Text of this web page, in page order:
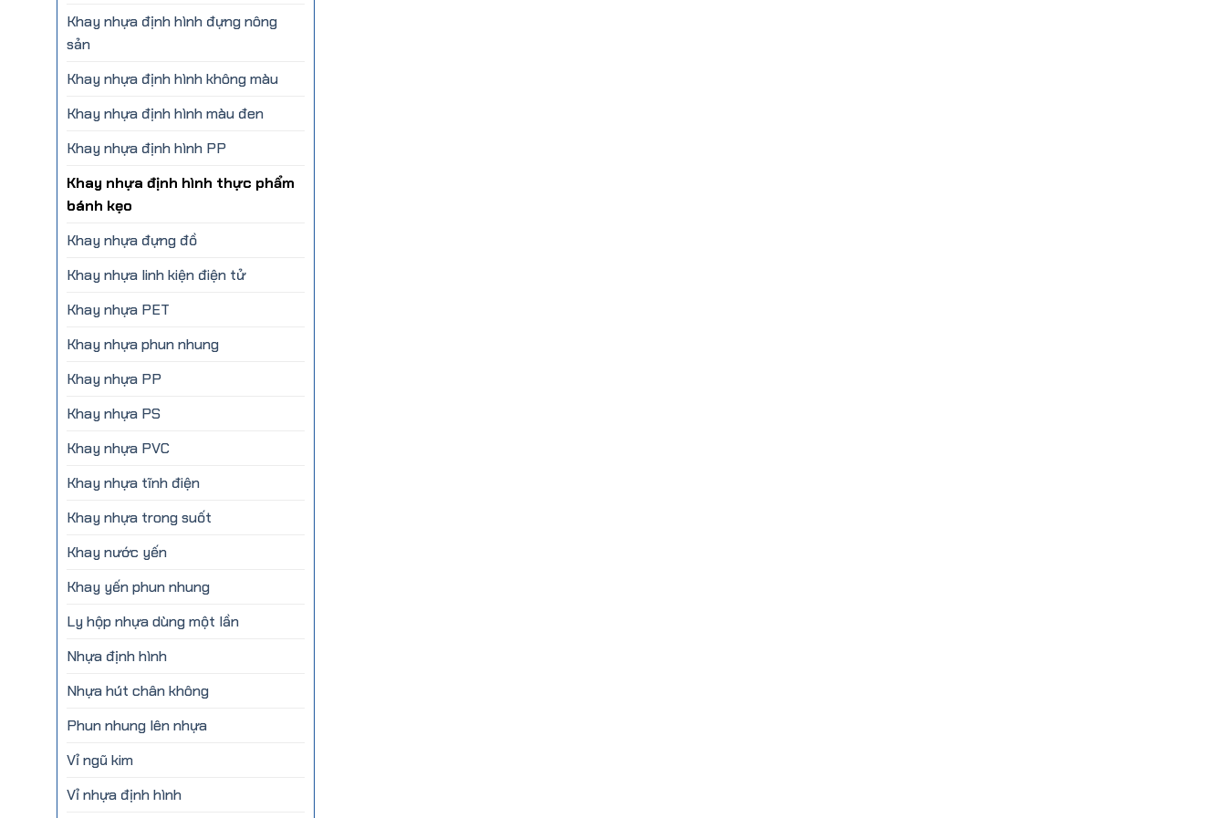
Khay nhựa định hình đựng nông
sản
Khay nhựa định hình không màu
Khay nhựa định hình màu đen
Khay nhựa định hình PP
Khay nhựa định hình thực phẩm
bánh kẹo
Khay nhựa đựng đồ
Khay nhựa linh kiện điện tử
Khay nhựa PET
Khay nhựa phun nhung
Khay nhựa PP
Khay nhựa PS
Khay nhựa PVC
Khay nhựa tĩnh điện
Khay nhựa trong suốt
Khay nước yến
Khay yến phun nhung
Ly hộp nhựa dùng một lần
Nhựa định hình
Nhựa hút chân không
Phun nhung lên nhựa
Vỉ ngũ kim
Vỉ nhựa định hình